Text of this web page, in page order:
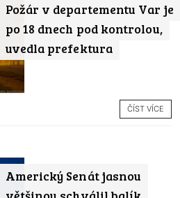
Požár v departementu Var je
po 18 dnech pod kontrolou,
uvedla prefektura
ČÍST VÍCE
Americký Senát jasnou